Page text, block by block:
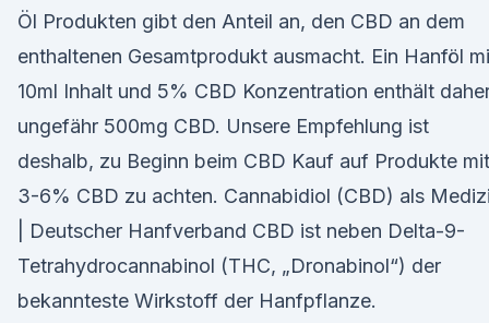
Öl Produkten gibt den Anteil an, den CBD an dem
enthaltenen Gesamtprodukt ausmacht. Ein Hanföl
10ml Inhalt und 5% CBD Konzentration enthält
ungefähr 500mg CBD. Unsere Empfehlung ist
deshalb, zu Beginn beim CBD Kauf auf Produkte mit
3-6% CBD zu achten. Cannabidiol (CBD) als
| Deutscher Hanfverband CBD ist neben Delta-9-
Tetrahydrocannabinol (THC, „Dronabinol“) der
bekannteste Wirkstoff der Hanfpflanze.